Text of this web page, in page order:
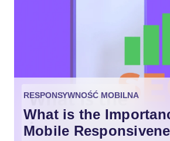
RESPONSYWNOŚĆ MOBILNA
What is the
Mobile